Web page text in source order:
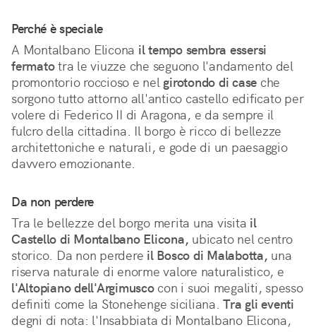
Perché è speciale
A Montalbano Elicona il tempo sembra essersi
fermato tra le viuzze che seguono l'andamento del
promontorio roccioso e nel girotondo di case che
sorgono tutto attorno all'antico castello edificato per
volere di Federico II di Aragona, e da sempre il
fulcro della cittadina. Il borgo è ricco di bellezze
architettoniche e naturali, e gode di un paesaggio
davvero emozionante.
Da non perdere
Tra le bellezze del borgo merita una visita il
Castello di Montalbano Elicona, ubicato nel centro
storico. Da non perdere il Bosco di Malabotta, una
riserva naturale di enorme valore naturalistico, e
l'Altopiano dell'Argimuscocon i suoi megaliti, spesso
definiti come la Stonehenge siciliana.Tra gli eventi
degni di nota: l'Insabbiata di Montalbano Elicona,